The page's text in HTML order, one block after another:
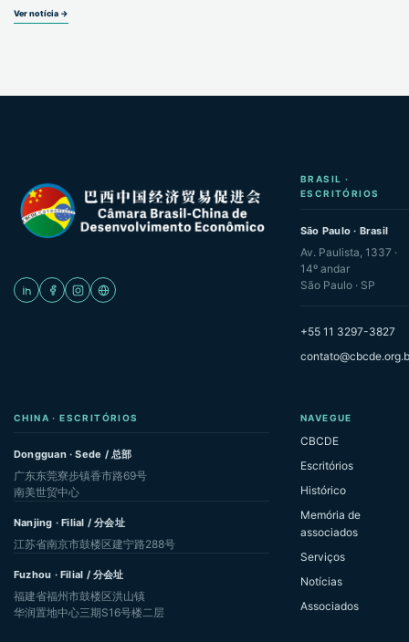
Ver notícia →
BRASIL ·
ESCRITÓRIOS
São Paulo · Brasil
Av. Paulista, 1337 ·
14º andar
São Paulo · SP
+55 11 3297-3827
CHINA · ESCRITÓRIOS
Dongguan · Sede / 总部
广东东莞寮步镇香市路69号
南美世贸中心
Nanjing · Filial / 分会址
江苏省南京市鼓楼区建宁路288号
Fuzhou · Filial / 分会址
福建省福州市鼓楼区洪山镇
华润置地中心三期S16号楼二层
NAVEGUE
CBCDE
Escritórios
Histórico
Memória de
associados
Serviços
Notícias
Associados